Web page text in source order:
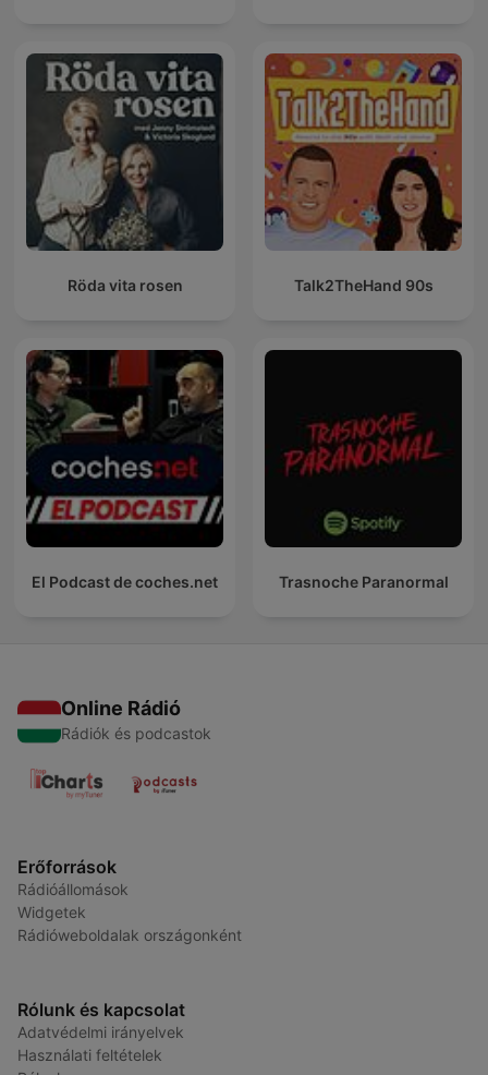
Röda vita rosen Talk2TheHand 90s
El Podcast de coches.net Trasnoche Paranormal
Online Rádió
Rádiók és podcastok
Erőforrások
Rádióállomások
Widgetek
Rádióweboldalak országonként
Rólunk és kapcsolat
Adatvédelmi irányelvek
Használati feltételek